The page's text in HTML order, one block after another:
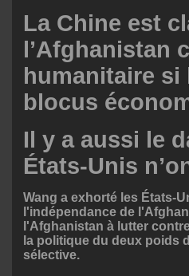
La Chine est
l’Afghanistan
humanitaire
blocus
Il y a aussi le
États-Unis
Wang a exhorté les États-
l'indépendance de
l'Afghanistan à lutter
la politique du deux poids
sélective.